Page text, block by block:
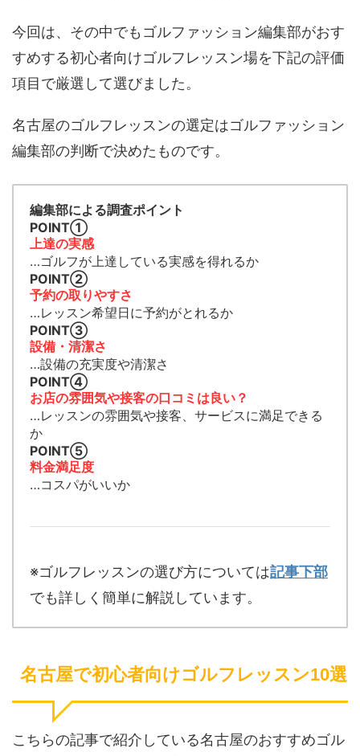
今回は、その中でもゴルファッション編集部がおす
すめする初心者向けゴルフレッスン場を下記の評価
項目で厳選して選びました。
名古屋のゴルフレッスンの選定はゴルファッション
編集部の判断で決めたものです。
編集部による調査ポイント
POINT➀
上達の実感
…ゴルフが上達している実感を得れるか
POINT➁
予約の取りやすさ
…レッスン希望日に予約がとれるか
POINT➂
設備・清潔さ
…設備の充実度や清潔さ
POINT④
お店の雰囲気や接客の口コミは良い？
…レッスンの雰囲気や接客、サービスに満足できる
か
POINT➄
料金満足度
…コスパがいいか
※ゴルフレッスンの選び方については記事下部
でも詳しく簡単に解説しています。
名古屋で初心者向けゴルフレッスン10選
こちらの記事で紹介している名古屋のおすすめゴル